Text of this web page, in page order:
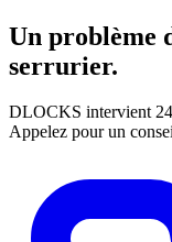
Un problème
serrurier.
DLOCKS intervient
Appelez pour un